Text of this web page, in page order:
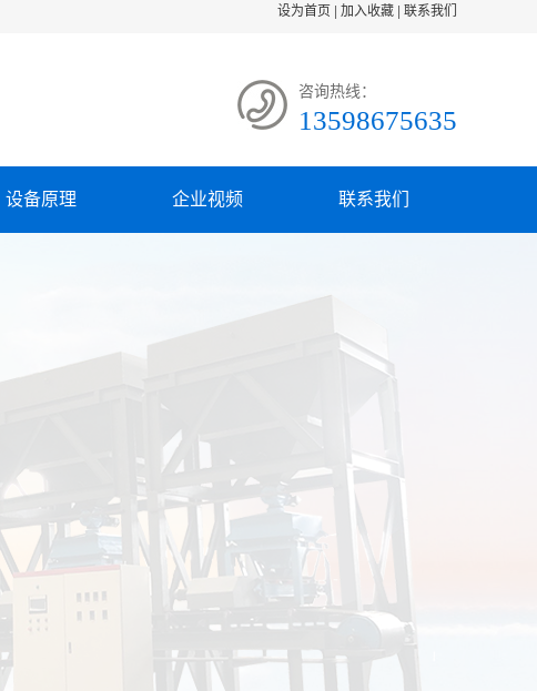
设为首页 加入收藏 联系我们
咨询热线：
13598675635
设备原理 企业视频 联系我们